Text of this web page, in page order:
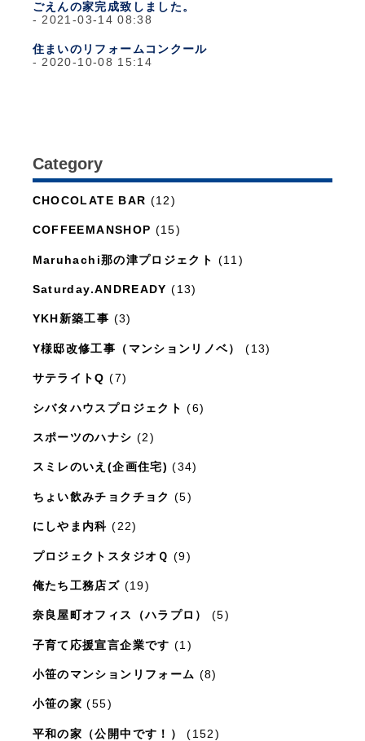
ごえんの家完成致しました。
2021-03-14 08:38
住まいのリフォームコンクール
2020-10-08 15:14
Category
CHOCOLATE BAR (12)
COFFEEMANSHOP (15)
Maruhachi那の津プロジェクト (11)
Saturday.ANDREADY (13)
YKH新築工事 (3)
Y様邸改修工事（マンションリノベ） (13)
サテライトQ (7)
シバタハウスプロジェクト (6)
スポーツのハナシ (2)
スミレのいえ(企画住宅) (34)
ちょい飲みチョクチョク (5)
にしやま内科 (22)
プロジェクトスタジオＱ (9)
俺たち工務店ズ (19)
奈良屋町オフィス（ハラプロ） (5)
子育て応援宣言企業です (1)
小笹のマンションリフォーム (8)
小笹の家 (55)
平和の家（公開中です！） (152)